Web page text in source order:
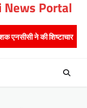
Portal
भेंट,उत्तराखण्ड में